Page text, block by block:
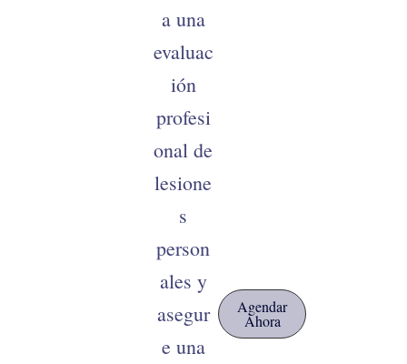
a una
evaluac
ión
profesi
onal de
lesione
s
person
ales y
asegur
e una
Agendar
Ahora